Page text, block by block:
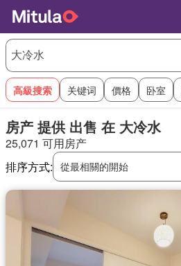
高級搜索 关键词 價格 卧室
房产 提供 出售 在 大冷水
25,071 可用房产
排序方式: 從最相關的開始